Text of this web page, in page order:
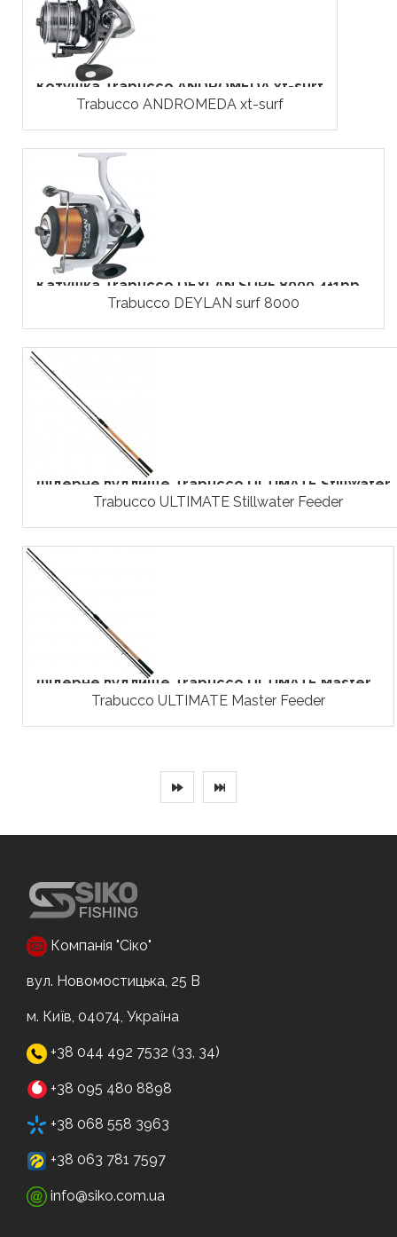
Котушка Trabucco ANDROMEDA xt-surf
Trabucco ANDROMEDA xt-surf
Катушка Trabucco DEYLAN SURF 8000 4+1bb...
Trabucco DEYLAN surf 8000
Фідерне вудлище Trabucco ULTIMATE
Trabucco ULTIMATE Stillwater Feeder
Фідерне вудлище Trabucco ULTIMATE Master...
Trabucco ULTIMATE Master Feeder
Компанія "Сіко"
вул. Новомостицька, 25 В
м. Київ, 04074, Україна
+38 044 492 7532 (33, 34)
+38 095 480 8898
+38 068 558 3963
+38 063 781 7597
info@siko.com.ua